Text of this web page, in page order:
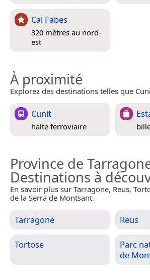
Cal Fabes
320 mètres au nord-
est
À proximité
Explorez des destinations telles que
Cunit
halte ferroviaire
Province de
Destinations à
En savoir plus sur Tarragone, Reus,
de la Serra de Montsant.
Tarragone Reus
Tortose
Parc
de